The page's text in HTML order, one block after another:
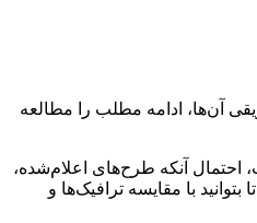
آن‌ها، ادامه مطلب را مطالعه
احتمال آنکه طرح‌های اعلام‌شده،
با مقایسه ترافیک‌ها و